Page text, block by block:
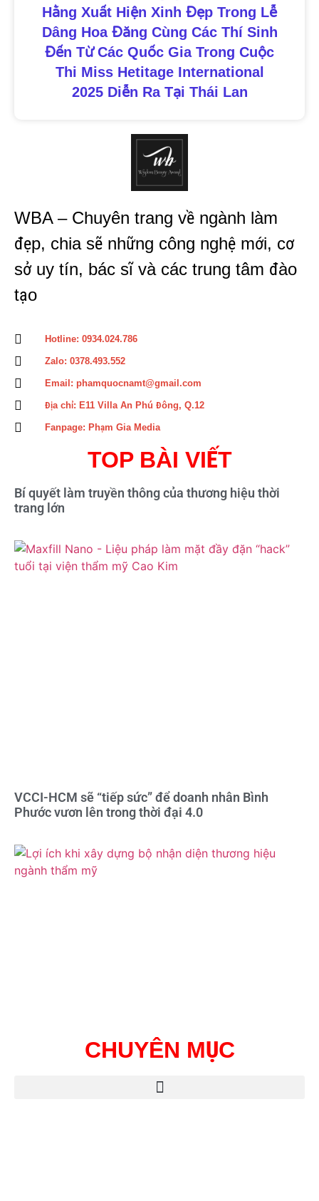
Hằng Xuất Hiện Xinh Đẹp Trong Lễ
Dâng Hoa Đăng Cùng Các Thí Sinh
Đến Từ Các Quốc Gia Trong Cuộc
Thi Miss Hetitage International
2025 Diễn Ra Tại Thái Lan
WBA – Chuyên trang về ngành làm
đẹp, chia sẽ những công nghệ mới, cơ
sở uy tín, bác sĩ và các trung tâm đào
tạo
Hotline: 0934.024.786
Zalo: 0378.493.552
Email: phamquocnamt@gmail.com
Địa chỉ: E11 Villa An Phú Đông, Q.12
Fanpage: Phạm Gia Media
TOP BÀI VIẾT
Bí quyết làm truyền thông của thương hiệu thời
trang lớn
VCCI-HCM sẽ “tiếp sức” để doanh nhân Bình
Phước vươn lên trong thời đại 4.0
CHUYÊN MỤC